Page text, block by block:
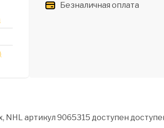
Безналичная оплата
артикул 9065315 доступен